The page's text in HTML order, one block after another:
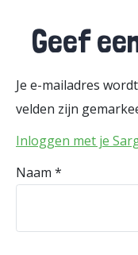
Geef
Je e-mailadres
velden zijn
Inloggen met je
Naam *